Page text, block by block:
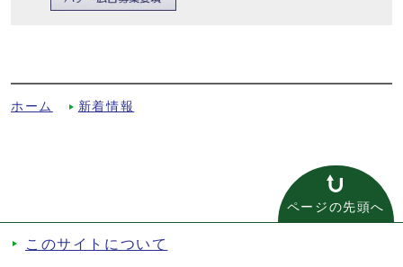
ホーム 新着情報
ページの先頭へ
このサイトについて